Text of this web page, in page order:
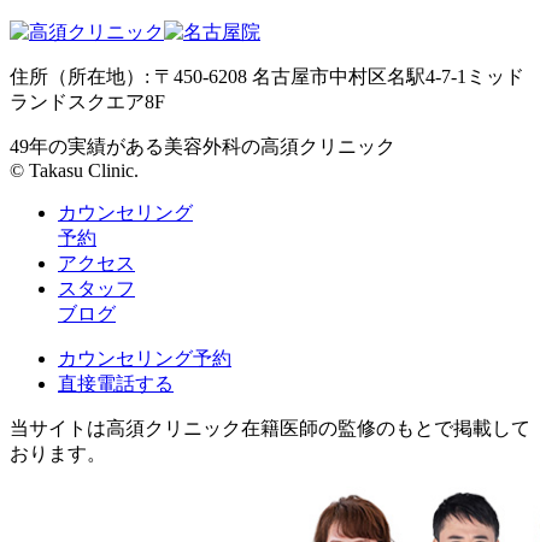
住所（所在地）: 〒450-6208 名古屋市中村区名駅4-7-1ミッド
ランドスクエア8F
49年の実績がある美容外科の高須クリニック
© Takasu Clinic.
カウンセリング
予約
アクセス
スタッフ
ブログ
カウンセリング予約
直接電話する
当サイトは高須クリニック在籍医師の監修のもとで掲載して
おります。